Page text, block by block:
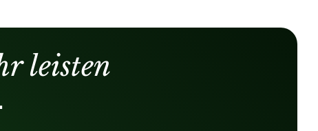
leisten